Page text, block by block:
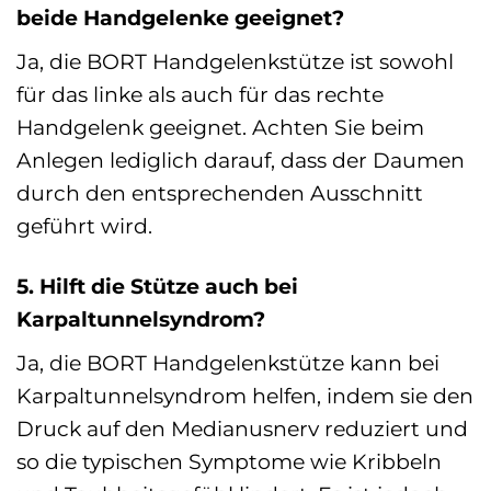
beide Handgelenke geeignet?
Ja, die BORT Handgelenkstütze ist sowohl
für das linke als auch für das rechte
Handgelenk geeignet. Achten Sie beim
Anlegen lediglich darauf, dass der Daumen
durch den entsprechenden Ausschnitt
geführt wird.
5. Hilft die Stütze auch bei
Karpaltunnelsyndrom?
Ja, die BORT Handgelenkstütze kann bei
Karpaltunnelsyndrom helfen, indem sie den
Druck auf den Medianusnerv reduziert und
so die typischen Symptome wie Kribbeln